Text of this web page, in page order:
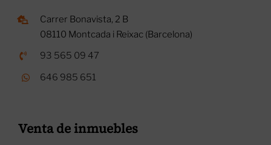
Carrer Bonavista, 2 B
08110 Montcada i Reixac (Barcelona)
93 565 09 47
646 985 651
Venta de inmuebles